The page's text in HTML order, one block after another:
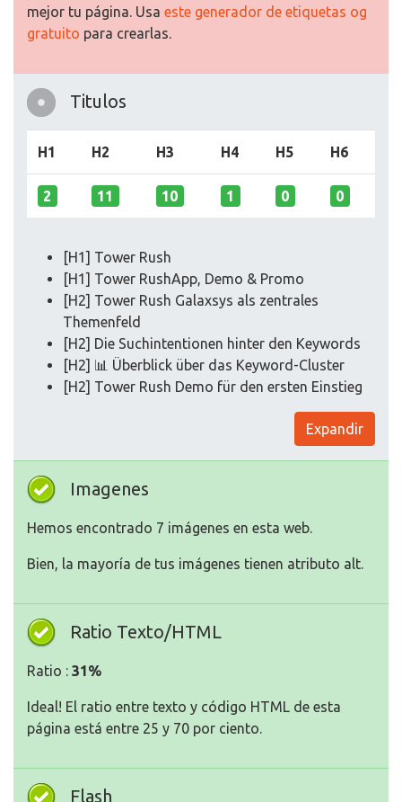
mejor tu página. Usa este generador de etiquetas og
gratuito para crearlas.
Titulos
H1 H2 H3 H4 H5 H6
2 11 10 1 0 0
[H1] Tower Rush
[H1] Tower RushApp, Demo & Promo
[H2] Tower Rush Galaxsys als zentrales
Themenfeld
[H2] Die Suchintentionen hinter den Keywords
[H2] 📊 Überblick über das Keyword-Cluster
[H2] Tower Rush Demo für den ersten Einstieg
Expandir
Imagenes
Hemos encontrado 7 imágenes en esta web.
Bien, la mayoría de tus imágenes tienen atributo alt.
Ratio Texto/HTML
Ratio : 31%
Ideal! El ratio entre texto y código HTML de esta
página está entre 25 y 70 por ciento.
Flash